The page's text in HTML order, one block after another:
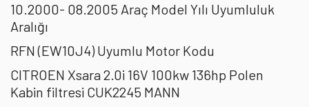
10.2000- 08.2005 Araç Model Yılı Uyumluluk
Aralığı
RFN (EW10J4) Uyumlu Motor Kodu
CITROEN Xsara 2.0i 16V 100kw 136hp Polen
Kabin filtresi CUK2245 MANN